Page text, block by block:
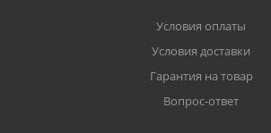
Условия оплаты
Условия доставки
Гарантия на товар
Вопрос-ответ